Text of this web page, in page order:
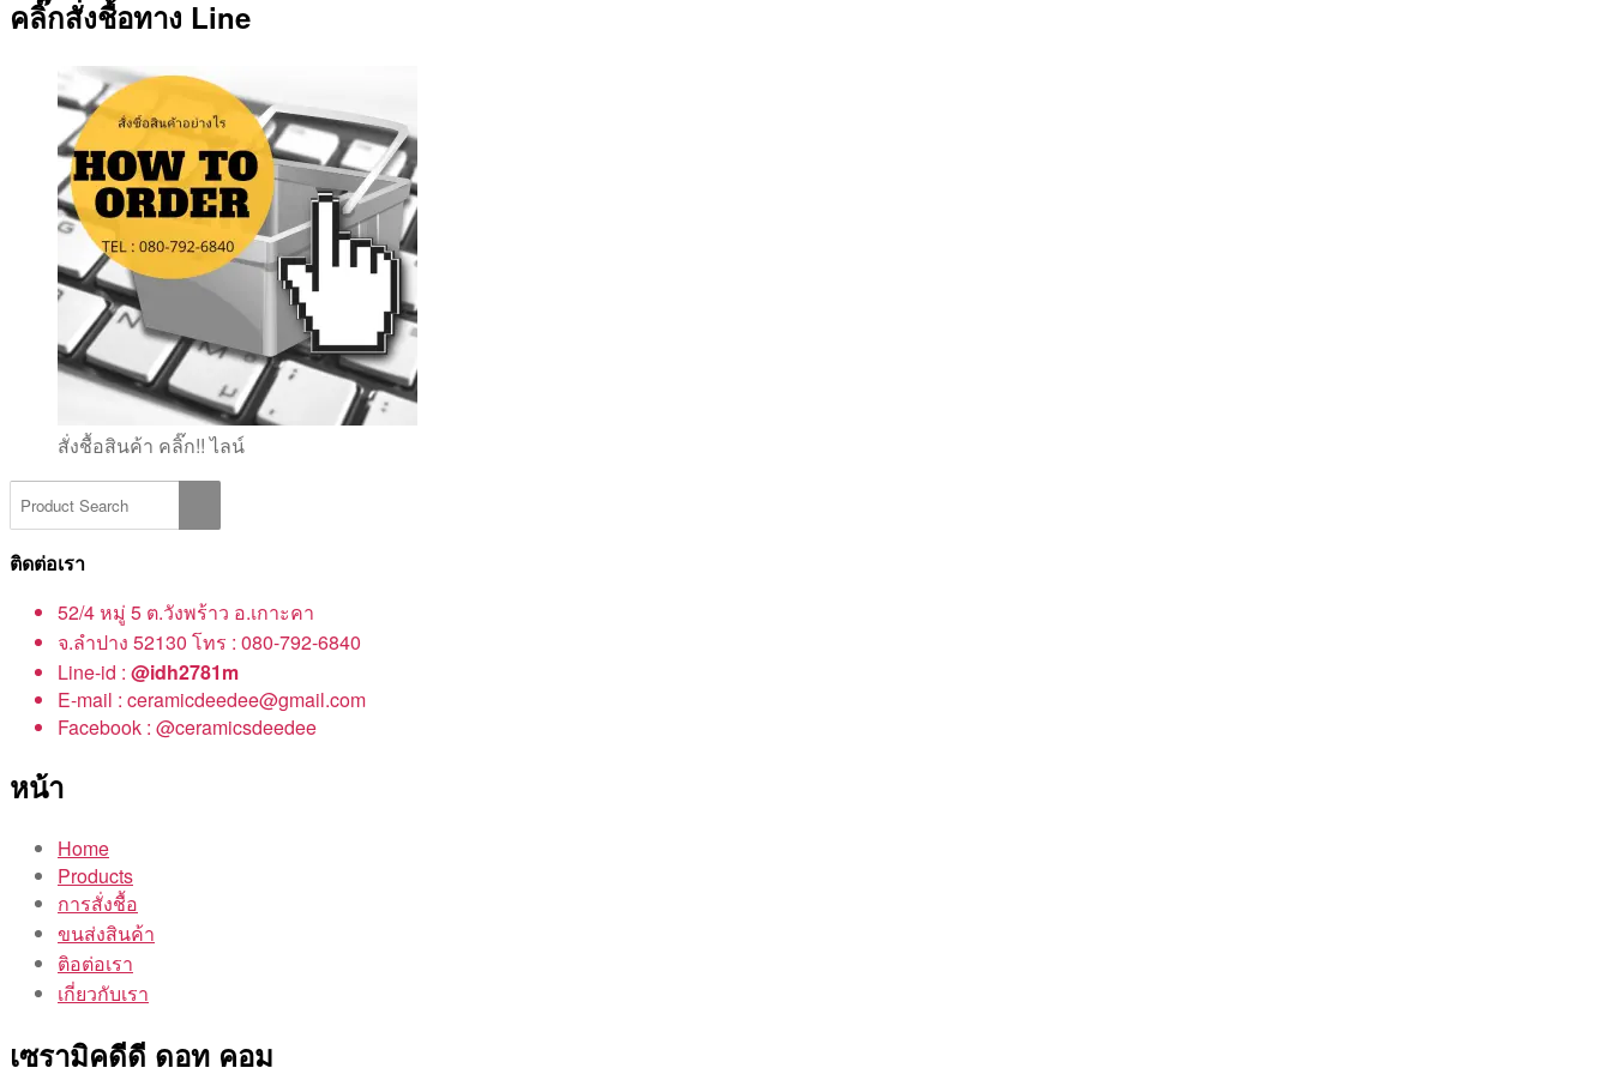
คลิ๊กสั่งชื้อทาง Line
สั่งชื้อสินค้า คลิ๊ก!! ไลน์
ติดต่อเรา
52/4 หมู่ 5 ต.วังพร้าว อ.เกาะคา
จ.ลำปาง 52130 โทร : 080-792-6840
Line-id : @idh2781m
E-mail : ceramicdeedee@gmail.com
Facebook : @ceramicsdeedee
หน้า
Home
Products
การสั่งชื้อ
ขนส่งสินค้า
ติอต่อเรา
เกี่ยวกับเรา
เซรามิคดีดี ดอท คอม